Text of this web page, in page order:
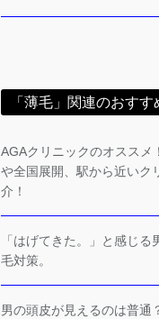
「薄毛」関連のおすす
AGAクリニックのオススメ
や全国展開、駅から近いク
介！
「はげてきた。」と感じ
毛対策。
男の頭皮が見えるのは普通